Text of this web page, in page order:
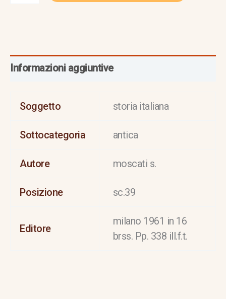
Informazioni aggiuntive
Soggetto storia italiana
Sottocategoria antica
Autore moscati s.
Posizione sc.39
Editore
milano 1961 in 16
brss. Pp. 338 ill.f.t.